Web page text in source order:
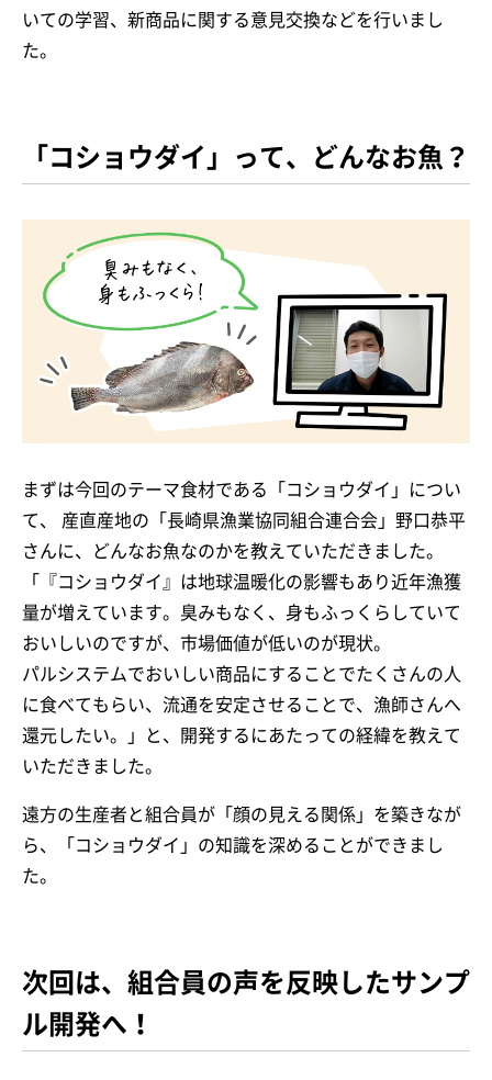
いての学習、新商品に関する意見交換などを行いまし
た。
「コショウダイ」って、どんなお魚？
まずは今回のテーマ食材である「コショウダイ」につい
て、 産直産地の「長崎県漁業協同組合連合会」野口恭平
さんに、どんなお魚なのかを教えていただきました。
「『コショウダイ』は地球温暖化の影響もあり近年漁獲
量が増えています。臭みもなく、身もふっくらしていて
おいしいのですが、市場価値が低いのが現状。
パルシステムでおいしい商品にすることでたくさんの人
に食べてもらい、流通を安定させることで、漁師さんへ
還元したい。」と、開発するにあたっての経緯を教えて
いただきました。
遠方の生産者と組合員が「顔の見える関係」を築きなが
ら、「コショウダイ」の知識を深めることができまし
た。
次回は、組合員の声を反映したサンプ
ル開発へ！